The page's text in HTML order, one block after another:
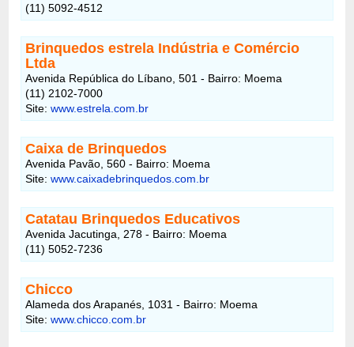
(11) 5092-4512
Brinquedos estrela Indústria e Comércio
Ltda
Avenida República do Líbano, 501 - Bairro: Moema
(11) 2102-7000
Site:www.estrela.com.br
Caixa de Brinquedos
Avenida Pavão, 560 - Bairro: Moema
Site:www.caixadebrinquedos.com.br
Catatau Brinquedos Educativos
Avenida Jacutinga, 278 - Bairro: Moema
(11) 5052-7236
Chicco
Alameda dos Arapanés, 1031 - Bairro: Moema
Site:www.chicco.com.br